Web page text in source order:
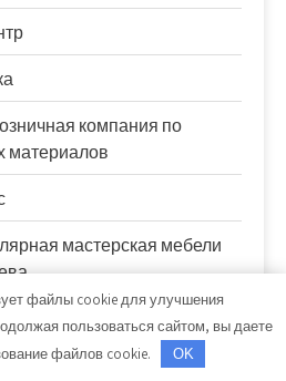
компания по
материалов
мастерская мебели
комплекс
файлы cookie для улучшения
пользоваться сайтом, вы даете
файлов cookie.
OK